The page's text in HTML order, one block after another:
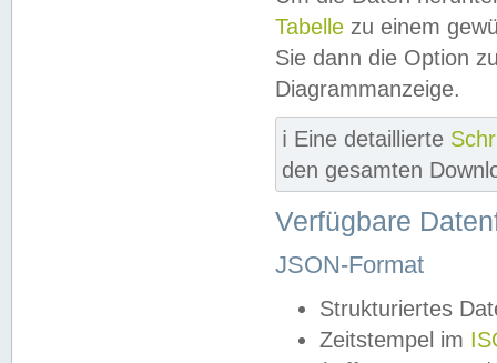
Tabelle zu einem
Sie dann die Option
Diagrammanzeige.
ℹ️ Eine detaillierte
den gesamten
Verfügbare
JSON-Format
Strukturiertes
Zeitstempel im